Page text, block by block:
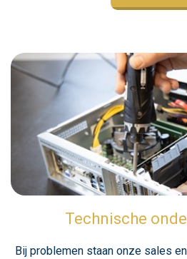
Technische
Bij problemen staan onze sales